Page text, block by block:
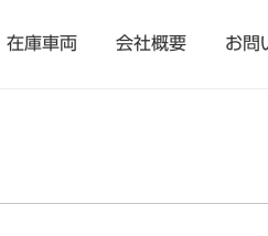
在庫車両 会社概要 お問